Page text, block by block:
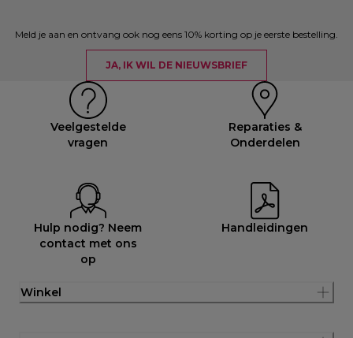
Meld je aan en ontvang ook nog eens 10% korting op je eerste bestelling.
JA, IK WIL DE NIEUWSBRIEF
Veelgestelde
vragen
Reparaties &
Onderdelen
Hulp nodig? Neem
contact met ons
op
Handleidingen
Winkel